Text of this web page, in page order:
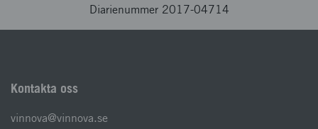
Diarienummer 2017-04714
Kontakta oss
vinnova@vinnova.se